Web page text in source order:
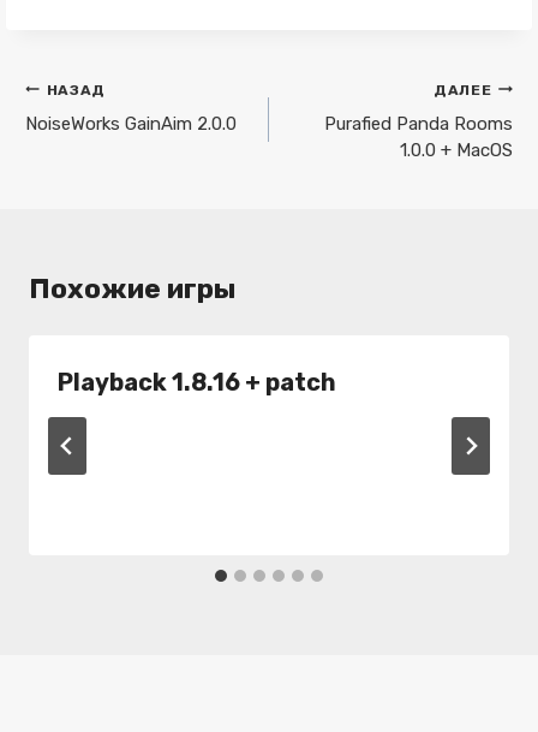
Навигация
по
НАЗАД
NoiseWorks GainAim 2.0.0
ДАЛЕЕ
Purafied Panda Rooms
1.0.0 + MacOS
Похожие игры
Playback 1.8.16 + patch